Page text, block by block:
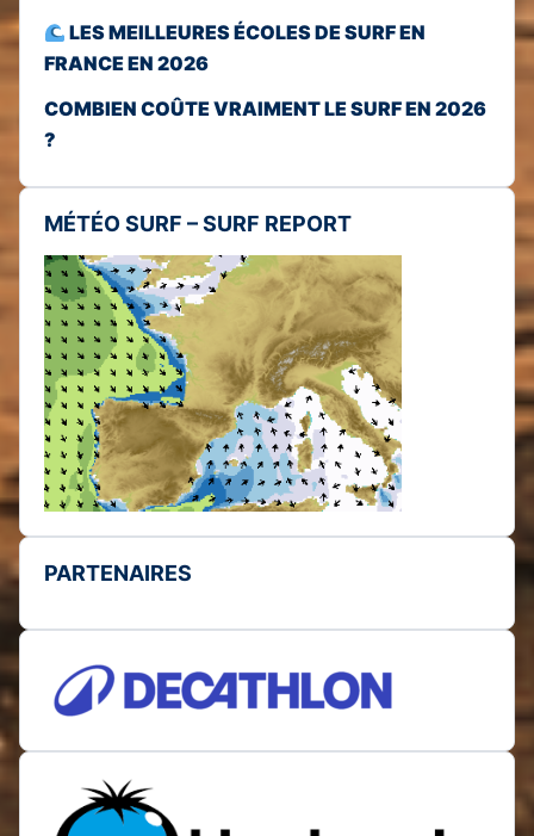
LES MEILLEURES ÉCOLES DE SURF EN
FRANCE EN 2026
COMBIEN COÛTE VRAIMENT LE SURF EN 2026
?
MÉTÉO SURF – SURF REPORT
PARTENAIRES